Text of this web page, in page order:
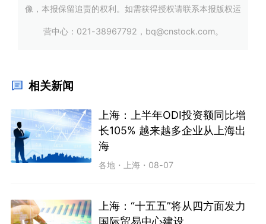
像，本报保留追责的权利。如需获得授权请联系本报版权运
营中心：021-38967792，bq@cnstock.com。
相关新闻
上海：上半年ODI投资额同比增
长105% 越来越多企业从上海出
海
各地 ・ 上海 ・ 08-07
上海：“十五五”将从四方面发力
国际贸易中心建设